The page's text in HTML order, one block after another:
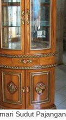
Sudut Pajangan